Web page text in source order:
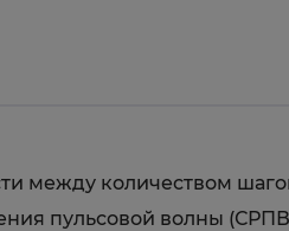
между количеством
пульсовой волны